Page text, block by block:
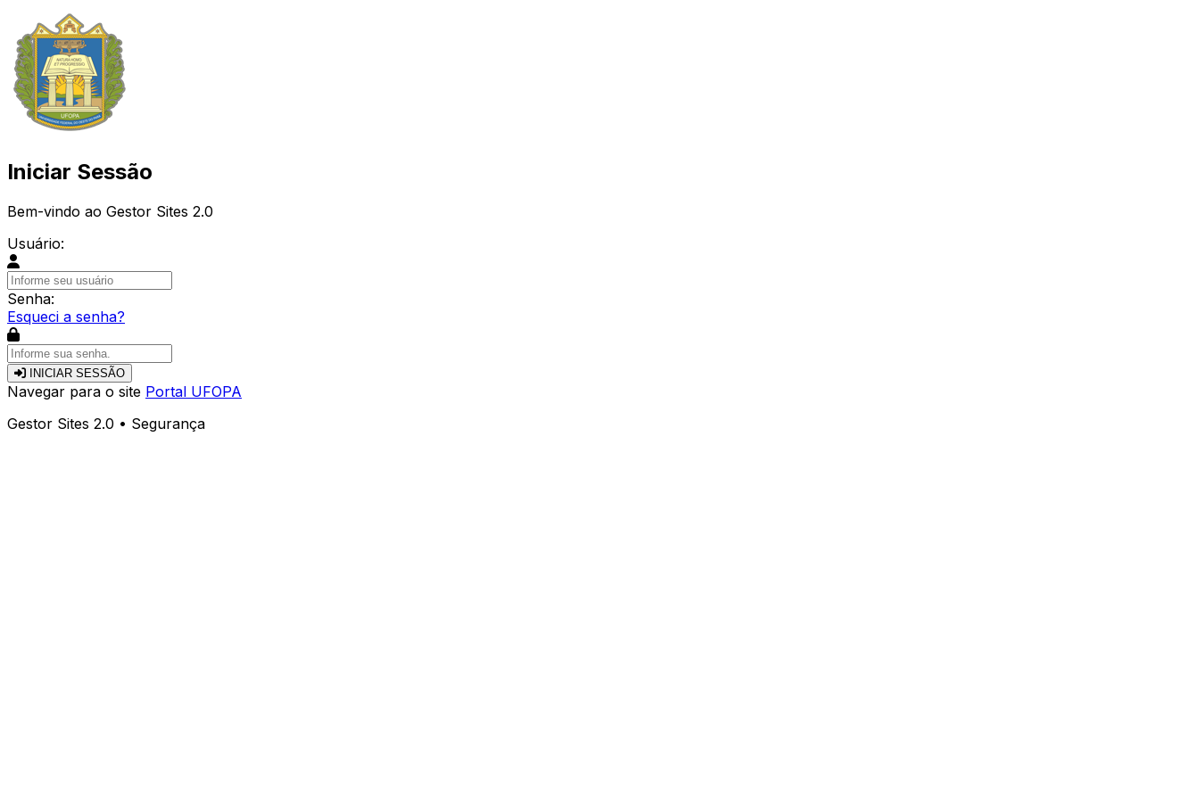
Iniciar Sessão
Bem-vindo ao Gestor Sites 2.0
Usuário:
Senha:
Esqueci a senha?
INICIAR SESSÃO
Navegar para o site Portal UFOPA
Gestor Sites 2.0 • Segurança